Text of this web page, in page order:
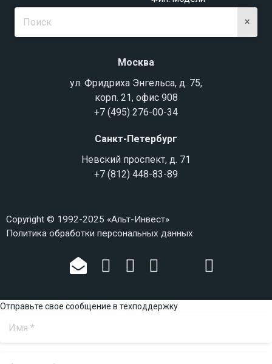
×
Москва
ул. Фридриха Энгельса, д. 75,
корп. 21, офис 908
+7 (495) 276-00-34
Санкт-Петербург
Невский проспект, д. 71
+7 (812) 448-83-89
Copyright © 1992-2025 «Альт-Инвест»
Политика обработки персональных данных
Отправьте свое сообщение в техподдержку